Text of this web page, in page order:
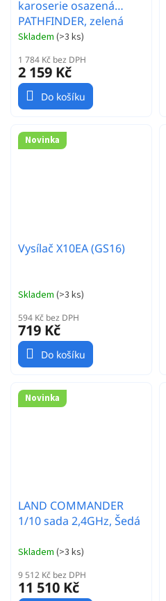
karoserie osazená
PATHFINDER, zelená
Skladem (>3 ks)
1 784 Kč bez DPH
2 159 Kč
Do košíku
Novinka
Vysílač X10EA (GS16)
Skladem (>3 ks)
594 Kč bez DPH
719 Kč
Do košíku
Novinka
LAND COMMANDER
1/10 sada 2,4GHz, Šedá
Skladem (>3 ks)
9 512 Kč bez DPH
11 510 Kč